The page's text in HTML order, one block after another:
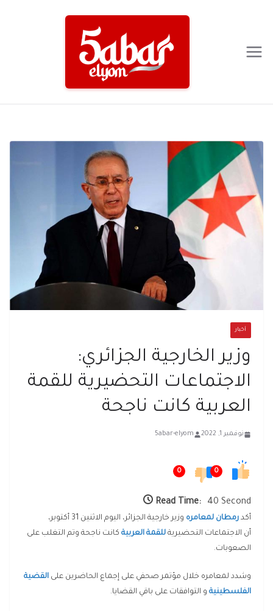
أخبار
وزير الخارجية الجزائري:
الاجتماعات التحضيرية للقمة
العربية كانت ناجحة
نوفمبر 1, 2022 5abar-elyom
0
0
Read Time: 40 Second
أكد رمطان لمعامره
وزير خارجية الجزائر، اليوم الاثنين 31 أكتوبر،
أن الاجتماعات التحضيرية للقمة العربية كانت ناجحة وتم التغلب على
الصعوبات.
وشدد لمعامره خلال مؤتمر صحفي على إجماع الحاضرين على القضية
الفلسطينية و التوافقات على باقي القضايا.